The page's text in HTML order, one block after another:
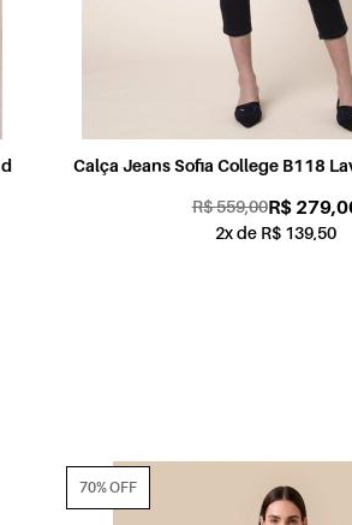
Calça Jeans Sofia College B118
R$ 559,00R$
2x de R$ 139,50
70% OFF